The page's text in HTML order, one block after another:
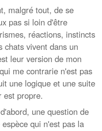
malgré tout, de se
pas si loin d'être
réactions, instincts
chats vivent dans un
leur version de mon
me contrarie n'est pas
une logique et une suite
est propre.
une question de
qui n'est pas la